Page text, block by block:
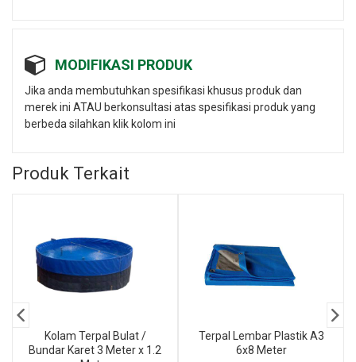
MODIFIKASI PRODUK
Jika anda membutuhkan spesifikasi khusus produk dan
merek ini ATAU berkonsultasi atas spesifikasi produk yang
berbeda silahkan klik kolom ini
Produk Terkait
Kolam Terpal Bulat /
Bundar Karet 3 Meter x 1.2
Terpal Lembar Plastik A3
6x8 Meter